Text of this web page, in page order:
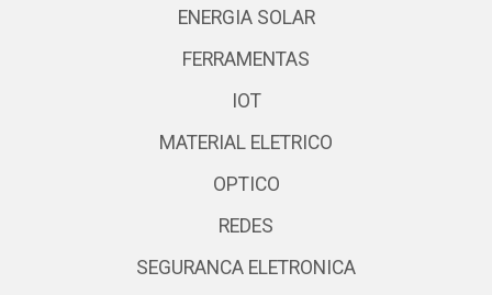
ENERGIA SOLAR
FERRAMENTAS
IOT
MATERIAL ELETRICO
OPTICO
REDES
SEGURANCA ELETRONICA